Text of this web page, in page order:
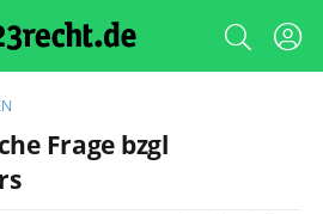
Frage bzgl